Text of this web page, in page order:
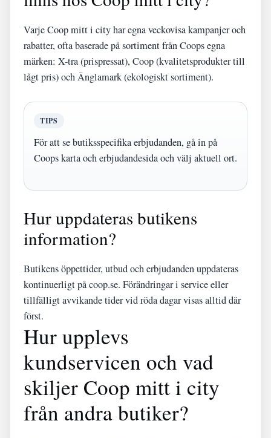
Varje Coop mitt i city har egna veckovisa kampanjer och
rabatter, ofta baserade på sortiment från Coops egna
märken: X-tra (prispressat), Coop (kvalitetsprodukter till
lågt pris) och Änglamark (ekologiskt sortiment).
TIPS
För att se butiksspecifika erbjudanden, gå in på
Coops karta och erbjudandesida och välj aktuell ort.
Hur uppdateras butikens
information?
Butikens öppettider, utbud och erbjudanden uppdateras
kontinuerligt på coop.se. Förändringar i service eller
tillfälligt avvikande tider vid röda dagar visas alltid där
först.
Hur upplevs
kundservicen och vad
skiljer Coop mitt i city
från andra butiker?